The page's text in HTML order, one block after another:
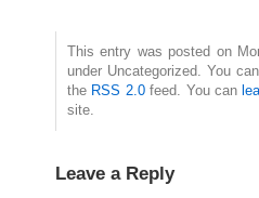
This entry was posted on
under Uncategorized. You
the RSS 2.0feed. You can
site.
Leave a Reply